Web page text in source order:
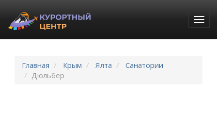
Главная Крым Ялта
Санатории
Дюльбер